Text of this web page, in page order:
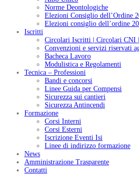
Norme Deontologiche
Elezioni Consiglio dell’Ordine
Elezioni consiglio dell’ordine
Iscritti
Circolari Iscritti | Circolari CNI
Convenzioni e servizi riservati
Bacheca Lavoro
Modulistica e Regolamenti
Tecnica – Professioni
Bandi e concorsi
Linee Guida per Compensi
Sicurezza sui cantieri
Sicurezza Antincendi
Formazione
Corsi Interni
Corsi Esterni
Iscrizione Eventi Isi
Linee di indirizzo formazione
News
Amministrazione Trasparente
Contatti